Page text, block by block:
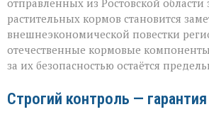
растительных кормов становится
внешнеэкономической повестки
отечественные кормовые компоненты
за их безопасностью остаётся
Строгий контроль —